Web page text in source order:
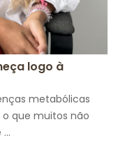
logo à
metabólicas
que muitos não